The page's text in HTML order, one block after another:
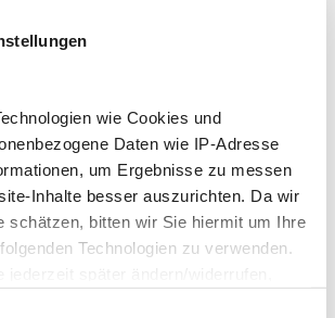
wie Cookies und
Daten wie IP-Adresse
um Ergebnisse zu messen
Inhalte besser auszurichten. Da wir
schätzen, bitten wir Sie hiermit um Ihre
Technologien zu verwenden.
Sie mit einer
Probestunde